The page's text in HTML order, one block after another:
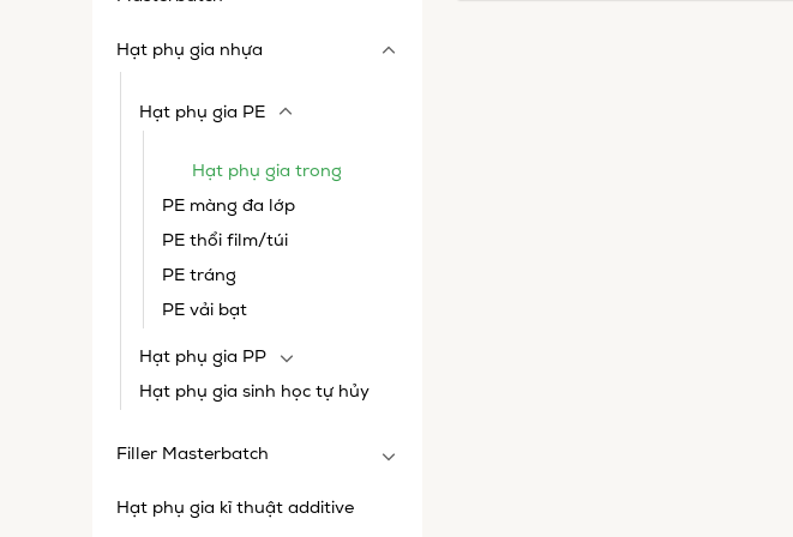
Hạt phụ gia nhựa
Hạt phụ gia PE
Hạt phụ gia trong
PE màng đa lớp
PE thổi film/túi
PE tráng
PE vải bạt
Hạt phụ gia PP
Hạt phụ gia sinh học tự hủy
Filler Masterbatch
Hạt phụ gia kĩ thuật additive